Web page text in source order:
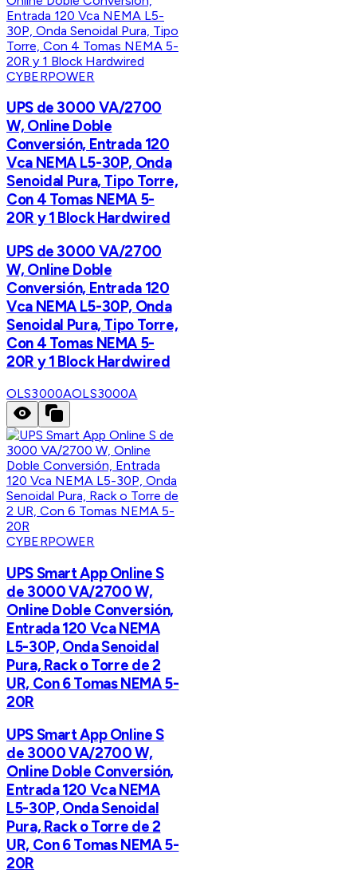
CYBERPOWER
UPS de 3000 VA/2700
W, Online Doble
Conversión, Entrada 120
Vca NEMA L5-30P, Onda
Senoidal Pura, Tipo Torre,
Con 4 Tomas NEMA 5-
20R y 1 Block Hardwired
UPS de 3000 VA/2700
W, Online Doble
Conversión, Entrada 120
Vca NEMA L5-30P, Onda
Senoidal Pura, Tipo Torre,
Con 4 Tomas NEMA 5-
20R y 1 Block Hardwired
OLS3000AOLS3000A
CYBERPOWER
UPS Smart App Online S
de 3000 VA/2700 W,
Online Doble Conversión,
Entrada 120 Vca NEMA
L5-30P, Onda Senoidal
Pura, Rack o Torre de 2
UR, Con 6 Tomas NEMA 5-
20R
UPS Smart App Online S
de 3000 VA/2700 W,
Online Doble Conversión,
Entrada 120 Vca NEMA
L5-30P, Onda Senoidal
Pura, Rack o Torre de 2
UR, Con 6 Tomas NEMA 5-
20R